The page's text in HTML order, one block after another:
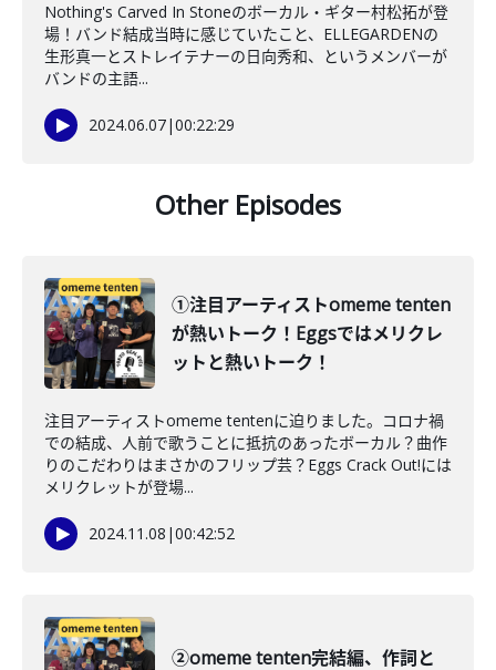
Nothing's Carved In Stoneのボーカル・ギター村松拓が登
場！バンド結成当時に感じていたこと、ELLEGARDENの
生形真一とストレイテナーの日向秀和、というメンバーが
バンドの主語...
2024.06.07|00:22:29
Other Episodes
①注目アーティストomeme tenten
が熱いトーク！Eggsではメリクレ
ットと熱いトーク！
注目アーティストomeme tentenに迫りました。コロナ禍
での結成、人前で歌うことに抵抗のあったボーカル？曲作
りのこだわりはまさかのフリップ芸？Eggs Crack Out!には
メリクレットが登場...
2024.11.08 |00:42:52
②omeme tenten完結編、作詞と